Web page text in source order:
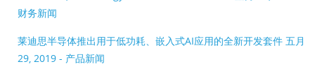
财务新闻
莱迪思半导体推出用于低功耗、嵌入式AI应用的全新开发套件 五月
29, 2019 - 产品新闻